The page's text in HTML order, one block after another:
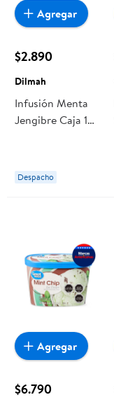
$2.890
Dilmah
Infusión Menta
Jengibre Caja 10
Despacho
Agregar
$6.790
Agregar